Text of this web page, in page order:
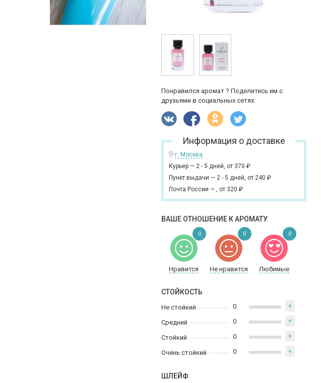
Понравился аромат ? Поделитесь им с
друзьями в социальных сетях:
Информация о доставке
г. Москва
Курьер — 2 - 5 дней, от 370 ₽
Пункт выдачи — 2 - 5 дней, от 240 ₽
Почта России — , от 320 ₽
ВАШЕ ОТНОШЕНИЕ К АРОМАТУ
Нравится Не нравится Любимые
0 0 0
СТОЙКОСТЬ
Не стойкий
Средний
Стойкий
Очень стойкий
0 +
0 +
0 +
0 +
ШЛЕЙФ